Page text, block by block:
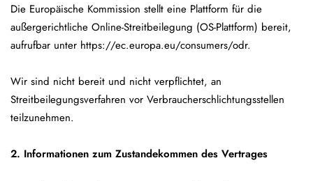
Die Europäische Kommission stellt eine Plattform für die
außergerichtliche Online-Streitbeilegung (OS-Plattform) bereit,
aufrufbar unter https://ec.europa.eu/consumers/odr.
Wir sind nicht bereit und nicht verpflichtet, an
Streitbeilegungsverfahren vor Verbraucherschlichtungsstellen
teilzunehmen.
2. Informationen zum Zustandekommen des Vertrages